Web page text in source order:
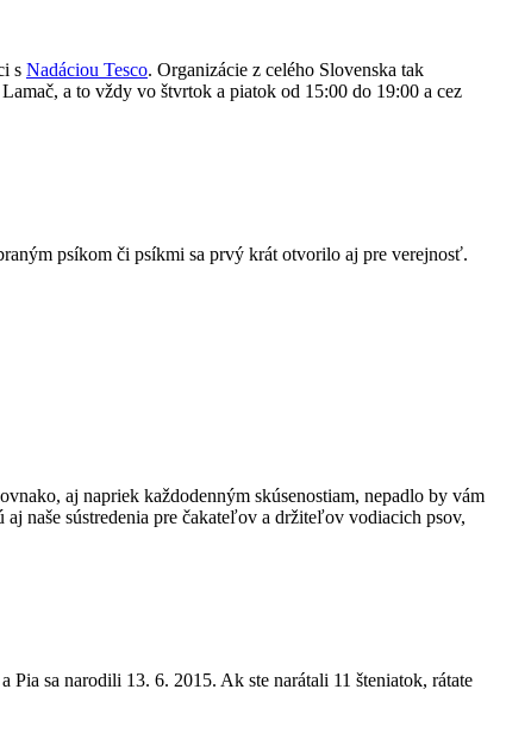
s Nadáciou Tesco. Organizácie z celého Slovenska tak
a to vždy vo štvrtok a piatok od 15:00 do 19:00 a cez
psíkom či psíkmi sa prvý krát otvorilo aj pre verejnosť.
aj napriek každodenným skúsenostiam, nepadlo by vám
naše sústredenia pre čakateľov a držiteľov vodiacich psov,
sa narodili 13. 6. 2015. Ak ste narátali 11 šteniatok, rátate